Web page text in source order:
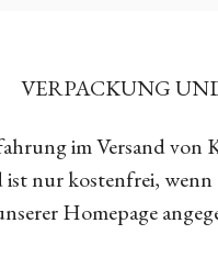
VERPACKUNG
im Versand
ist nur kostenfrei,
Homepage